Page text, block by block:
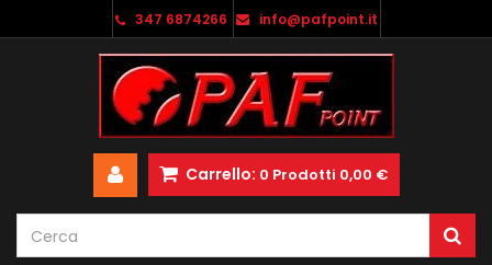
347 6874266 info@pafpoint.it
Carrello: 0 Prodotti 0,00 €